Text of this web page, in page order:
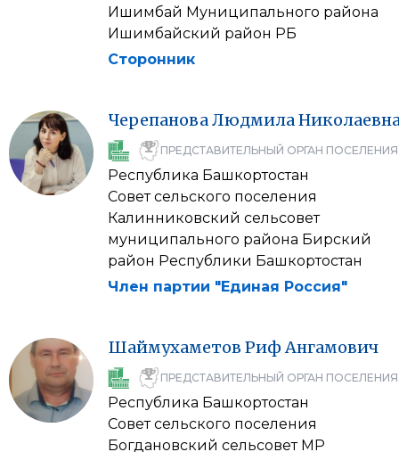
Ишимбай Муниципального района
Ишимбайский район РБ
Сторонник
ЧерепановаЛюдмила
ПРЕДСТАВИТЕЛЬНЫЙ ОРГАН ПОСЕЛЕНИЯ
Республика Башкортостан
Совет сельского поселения
Калинниковский сельсовет
муниципального района Бирский
район Республики Башкортостан
Член партии "Единая Россия"
Шаймухаметов Риф Ангамович
ПРЕДСТАВИТЕЛЬНЫЙ ОРГАН ПОСЕЛЕНИЯ
Республика Башкортостан
Совет сельского поселения
Богдановский сельсовет МР